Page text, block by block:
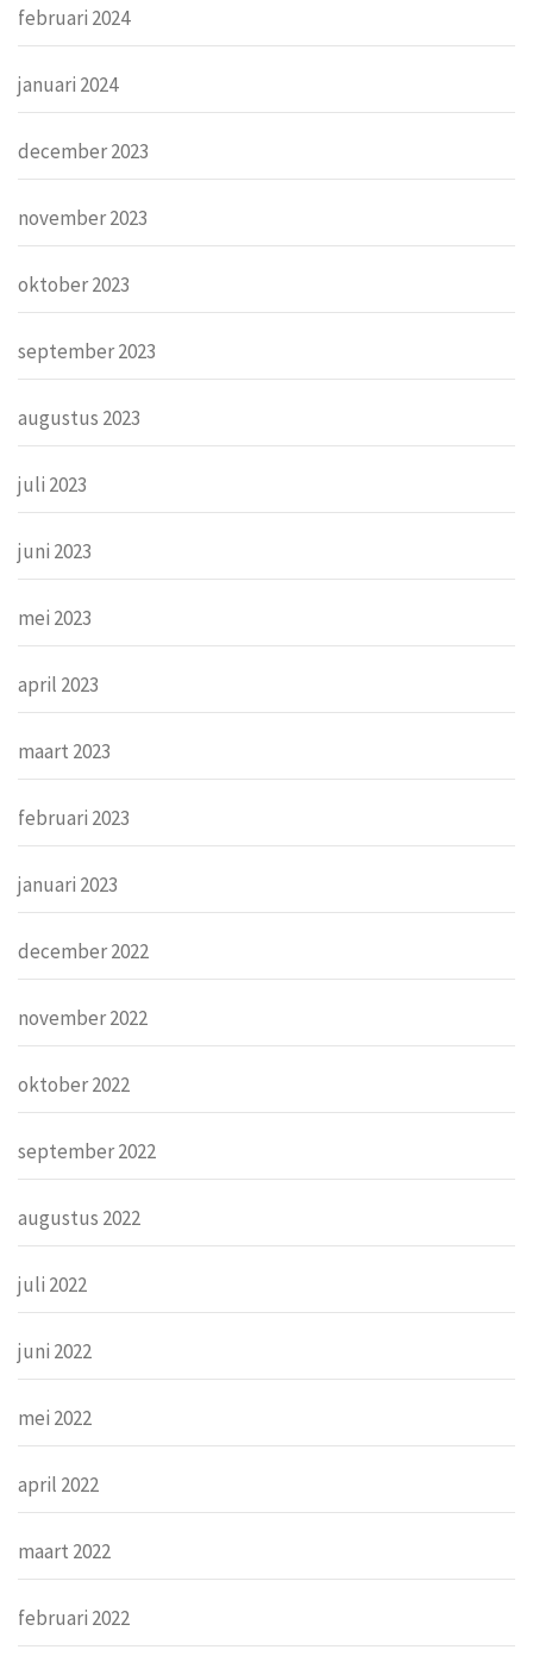
februari 2024
januari 2024
december 2023
november 2023
oktober 2023
september 2023
augustus 2023
juli 2023
juni 2023
mei 2023
april 2023
maart 2023
februari 2023
januari 2023
december 2022
november 2022
oktober 2022
september 2022
augustus 2022
juli 2022
juni 2022
mei 2022
april 2022
maart 2022
februari 2022